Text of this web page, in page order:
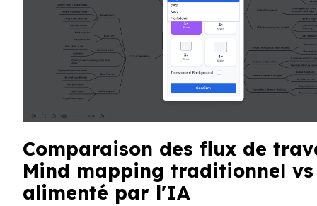
Comparaison des flux de
Mind mapping traditionnel vs
alimenté par l'IA